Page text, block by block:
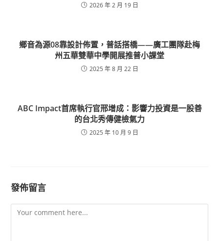
2026 年 2 月 19 日
鄉音為源08靠設計佈置，普話搭橋——廣工團隊赴梅
州五華雙華中學開展推普小課堂
2025 年 8 月 22 日
ABC Impact首席執行官邢增成：影響力投資是一股善
的台北秀傳健檢氣力
2025 年 10 月 9 日
發佈留言
Comment